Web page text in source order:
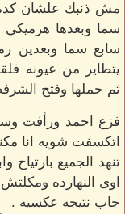
مش ذنبك علشان
سما وبعدها
سابع سما وبعدين
يتطاير من عيونه
ثم حملها وفتح
فزع احمد ورأفت
اتكسفت شويه انا
تنهد الجميع
اوى النهارده
جاب نتيجه عكسيه .